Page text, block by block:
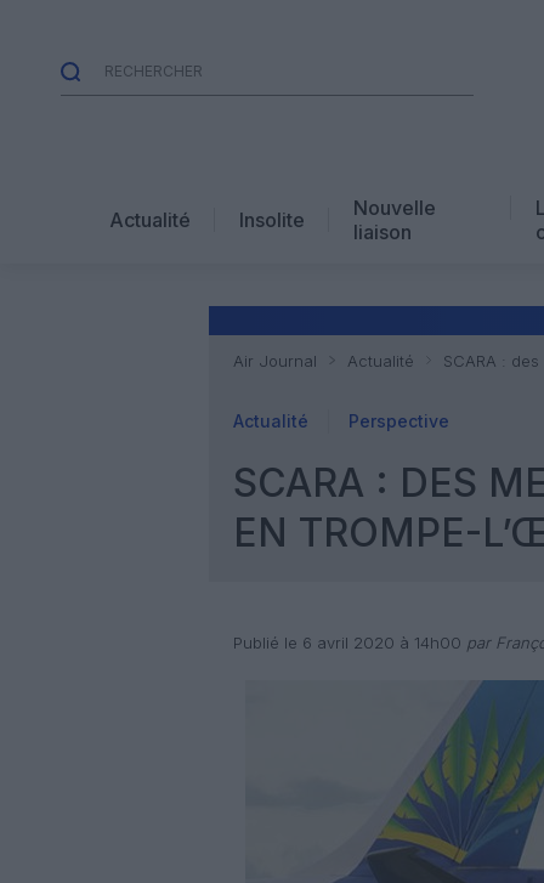
Actualité Insolite
Nouvelle
liaison
Air Journal Actualité SCARA :
Actualité Perspective
SCARA : DES
EN TROMPE-
Publié le 6 avril 2020 à 14h00 par